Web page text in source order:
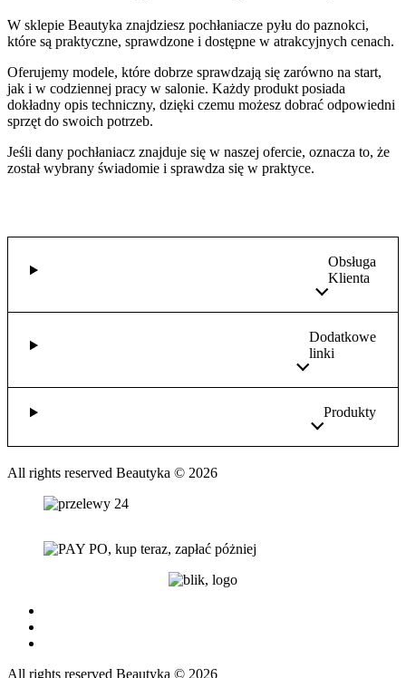
W sklepie Beautyka znajdziesz pochłaniacze pyłu do paznokci,
które są praktyczne, sprawdzone i dostępne w atrakcyjnych cenach.
Oferujemy modele, które dobrze sprawdzają się zarówno na start,
jak i w codziennej pracy w salonie. Każdy produkt posiada
dokładny opis techniczny, dzięki czemu możesz dobrać odpowiedni
sprzęt do swoich potrzeb.
Jeśli dany pochłaniacz znajduje się w naszej ofercie, oznacza to, że
został wybrany świadomie i sprawdza się w praktyce.
Obsługa
Klienta
Dodatkowe
linki
Produkty
All rights reserved Beautyka © 2026
All rights reserved Beautyka © 2026